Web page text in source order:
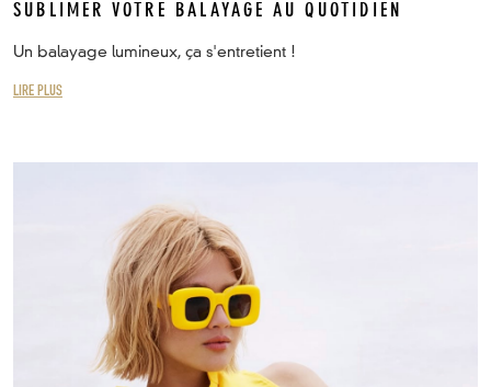
SUBLIMER VOTRE BALAYAGE AU QUOTIDIEN
Un balayage lumineux, ça s'entretient !
LIRE PLUS